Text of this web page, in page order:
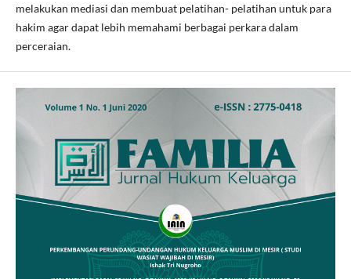
melakukan mediasi dan membuat pelatihan- pelatihan untuk para
hakim agar dapat lebih memahami berbagai perkara dalam
perceraian.